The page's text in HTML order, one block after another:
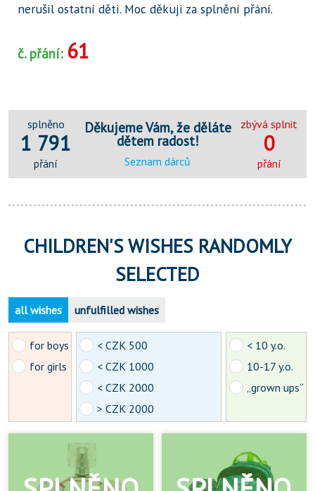
nerušil ostatní děti. Moc děkuji za splnění přání.
č. přání: 61
splněno
1 791
přání
Děkujeme Vám, že děláte
dětem radost!
Seznam dárců
zbývá splnit
0
přání
CHILDREN'S WISHES RANDOMLY
SELECTED
all wishes unfulfilled wishes
for boys
for girls
< CZK 500
< CZK 1000
< CZK 2000
> CZK 2000
< 10 y.o.
10-17 y.o.
„grown ups“